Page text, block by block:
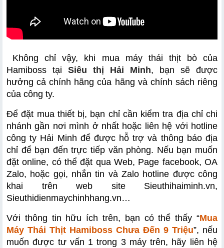
Hamiboss tại Siêu thị Hải Minh, bạn sẽ được
hưởng cả chính hãng của hãng và chính sách riêng
của công ty.
Để đặt mua thiết bị, bạn chỉ cần kiểm tra địa chỉ chi
nhánh gần nơi mình ở nhất hoặc liên hệ với hotline
công ty Hải Minh để được hỗ trợ và thông báo địa
chỉ để bạn đến trực tiếp văn phòng. Nếu bạn muốn
đặt online, có thể đặt qua Web, Page facebook, OA
Zalo, hoặc gọi, nhắn tin và Zalo hotline được công
khai trên web site Sieuthihaiminh.vn,
Sieuthidienmaychinhhang.vn…
Với thông tin hữu ích trên, bạn có thể thấy “Mua
Máy Thái Thịt Hamiboss Chưa Đến 9 Triệu”, nếu
muốn được tư vấn 1 trong 3 máy trên, hãy liên hệ